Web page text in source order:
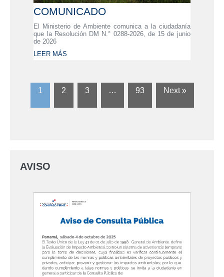
COMUNICADO
El Ministerio de Ambiente comunica a la ciudadanía
que la Resolución DM N.° 0288-2026, de 15 de junio
de 2026
LEER MÁS
1 2 3 … 93 Next »
AVISO